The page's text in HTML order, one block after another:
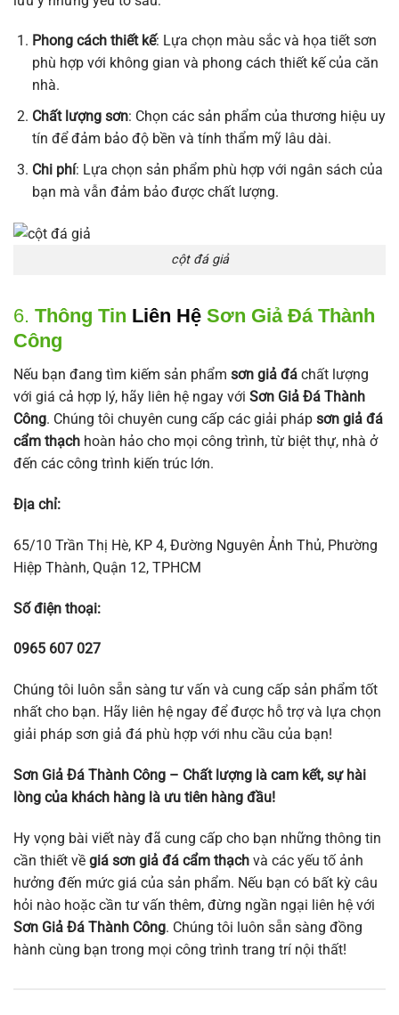
Phong cách thiết kế: Lựa chọn màu sắc và họa tiết sơn
phù hợp với không gian và phong cách thiết kế của căn
nhà.
Chất lượng sơn: Chọn các sản phẩm của thương hiệu uy
tín để đảm bảo độ bền và tính thẩm mỹ lâu dài.
Chi phí: Lựa chọn sản phẩm phù hợp với ngân sách của
bạn mà vẫn đảm bảo được chất lượng.
cột đá giả
6. Thông Tin Liên Hệ Sơn Giả Đá Thành
Công
Nếu bạn đang tìm kiếm sản phẩm sơn giả đá chất lượng
với giá cả hợp lý, hãy liên hệ ngay với Sơn Giả Đá Thành
Công. Chúng tôi chuyên cung cấp các giải pháp sơn giả đá
cẩm thạch hoàn hảo cho mọi công trình, từ biệt thự, nhà ở
đến các công trình kiến trúc lớn.
Địa chỉ:
65/10 Trần Thị Hè, KP 4, Đường Nguyên Ảnh Thủ, Phường
Hiệp Thành, Quận 12, TPHCM
Số điện thoại:
0965 607 027
Chúng tôi luôn sẵn sàng tư vấn và cung cấp sản phẩm tốt
nhất cho bạn. Hãy liên hệ ngay để được hỗ trợ và lựa chọn
giải pháp sơn giả đá phù hợp với nhu cầu của bạn!
Sơn Giả Đá Thành Công – Chất lượng là cam kết, sự hài
lòng của khách hàng là ưu tiên hàng đầu!
Hy vọng bài viết này đã cung cấp cho bạn những thông tin
cần thiết về giá sơn giả đá cẩm thạch và các yếu tố ảnh
hưởng đến mức giá của sản phẩm. Nếu bạn có bất kỳ câu
hỏi nào hoặc cần tư vấn thêm, đừng ngần ngại liên hệ với
Sơn Giả Đá Thành Công. Chúng tôi luôn sẵn sàng đồng
hành cùng bạn trong mọi công trình trang trí nội thất!